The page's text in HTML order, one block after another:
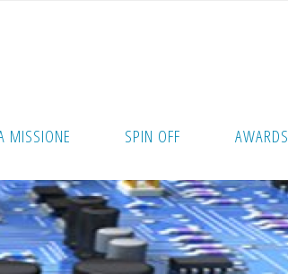
MISSIONE SPIN OFF AWARDS